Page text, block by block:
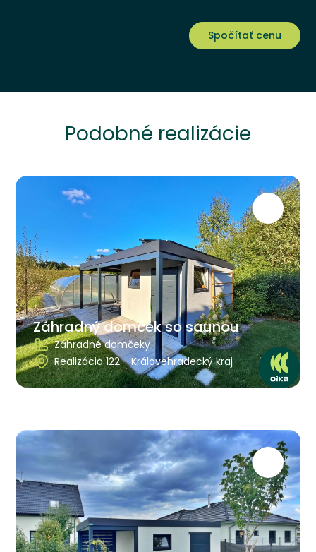
Spočítať cenu
Podobné realizácie
Záhradný domček so saunou
Záhradné domčeky
Realizácia 122 - Královehradecký kraj